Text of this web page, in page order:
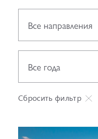
Все направления
Все года
Сбросить фильтр